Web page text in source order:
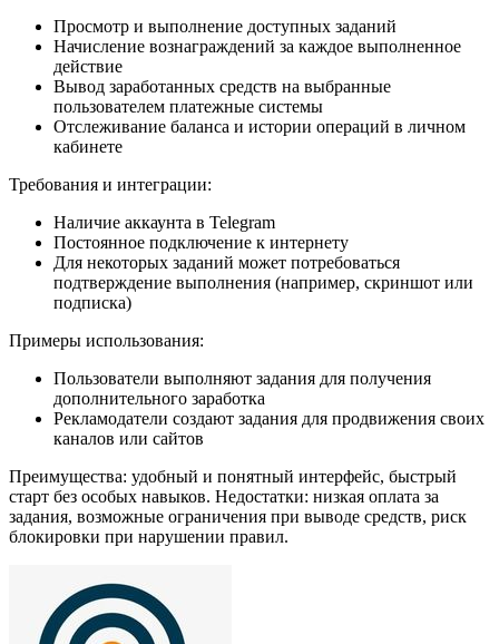
Просмотр и выполнение доступных заданий
Начисление вознаграждений за каждое выполненное
действие
Вывод заработанных средств на выбранные
пользователем платежные системы
Отслеживание баланса и истории операций в личном
кабинете
Требования и интеграции:
Наличие аккаунта в Telegram
Постоянное подключение к интернету
Для некоторых заданий может потребоваться
подтверждение выполнения (например, скриншот или
подписка)
Примеры использования:
Пользователи выполняют задания для получения
дополнительного заработка
Рекламодатели создают задания для продвижения своих
каналов или сайтов
Преимущества: удобный и понятный интерфейс, быстрый
старт без особых навыков. Недостатки: низкая оплата за
задания, возможные ограничения при выводе средств, риск
блокировки при нарушении правил.